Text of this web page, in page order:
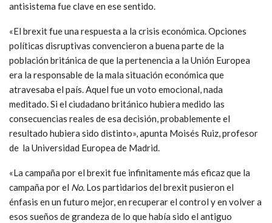
antisistema fue clave en ese sentido.
«El brexit fue una respuesta a la crisis económica. Opciones
políticas disruptivas convencieron a buena parte de la
población británica de que la pertenencia a la Unión Europea
era la responsable de la mala situación económica que
atravesaba el país. Aquel fue un voto emocional, nada
meditado. Si el ciudadano británico hubiera medido las
consecuencias reales de esa decisión, probablemente el
resultado hubiera sido distinto», apunta Moisés Ruiz, profesor
de la Universidad Europea de Madrid.
«La campaña por el brexit fue infinitamente más eficaz que la
campaña por el No. Los partidarios del brexit pusieron el
énfasis en un futuro mejor, en recuperar el control y en volver a
esos sueños de grandeza de lo que había sido el antiguo